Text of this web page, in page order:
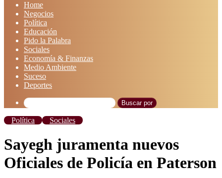
Home
Negocios
Política
Educación
Pido la Palabra
Sociales
Economía & Finanzas
Medio Ambiente
Suceso
Deportes
Buscar por
Política Sociales
Sayegh juramenta nuevos
Oficiales de Policía en Paterson